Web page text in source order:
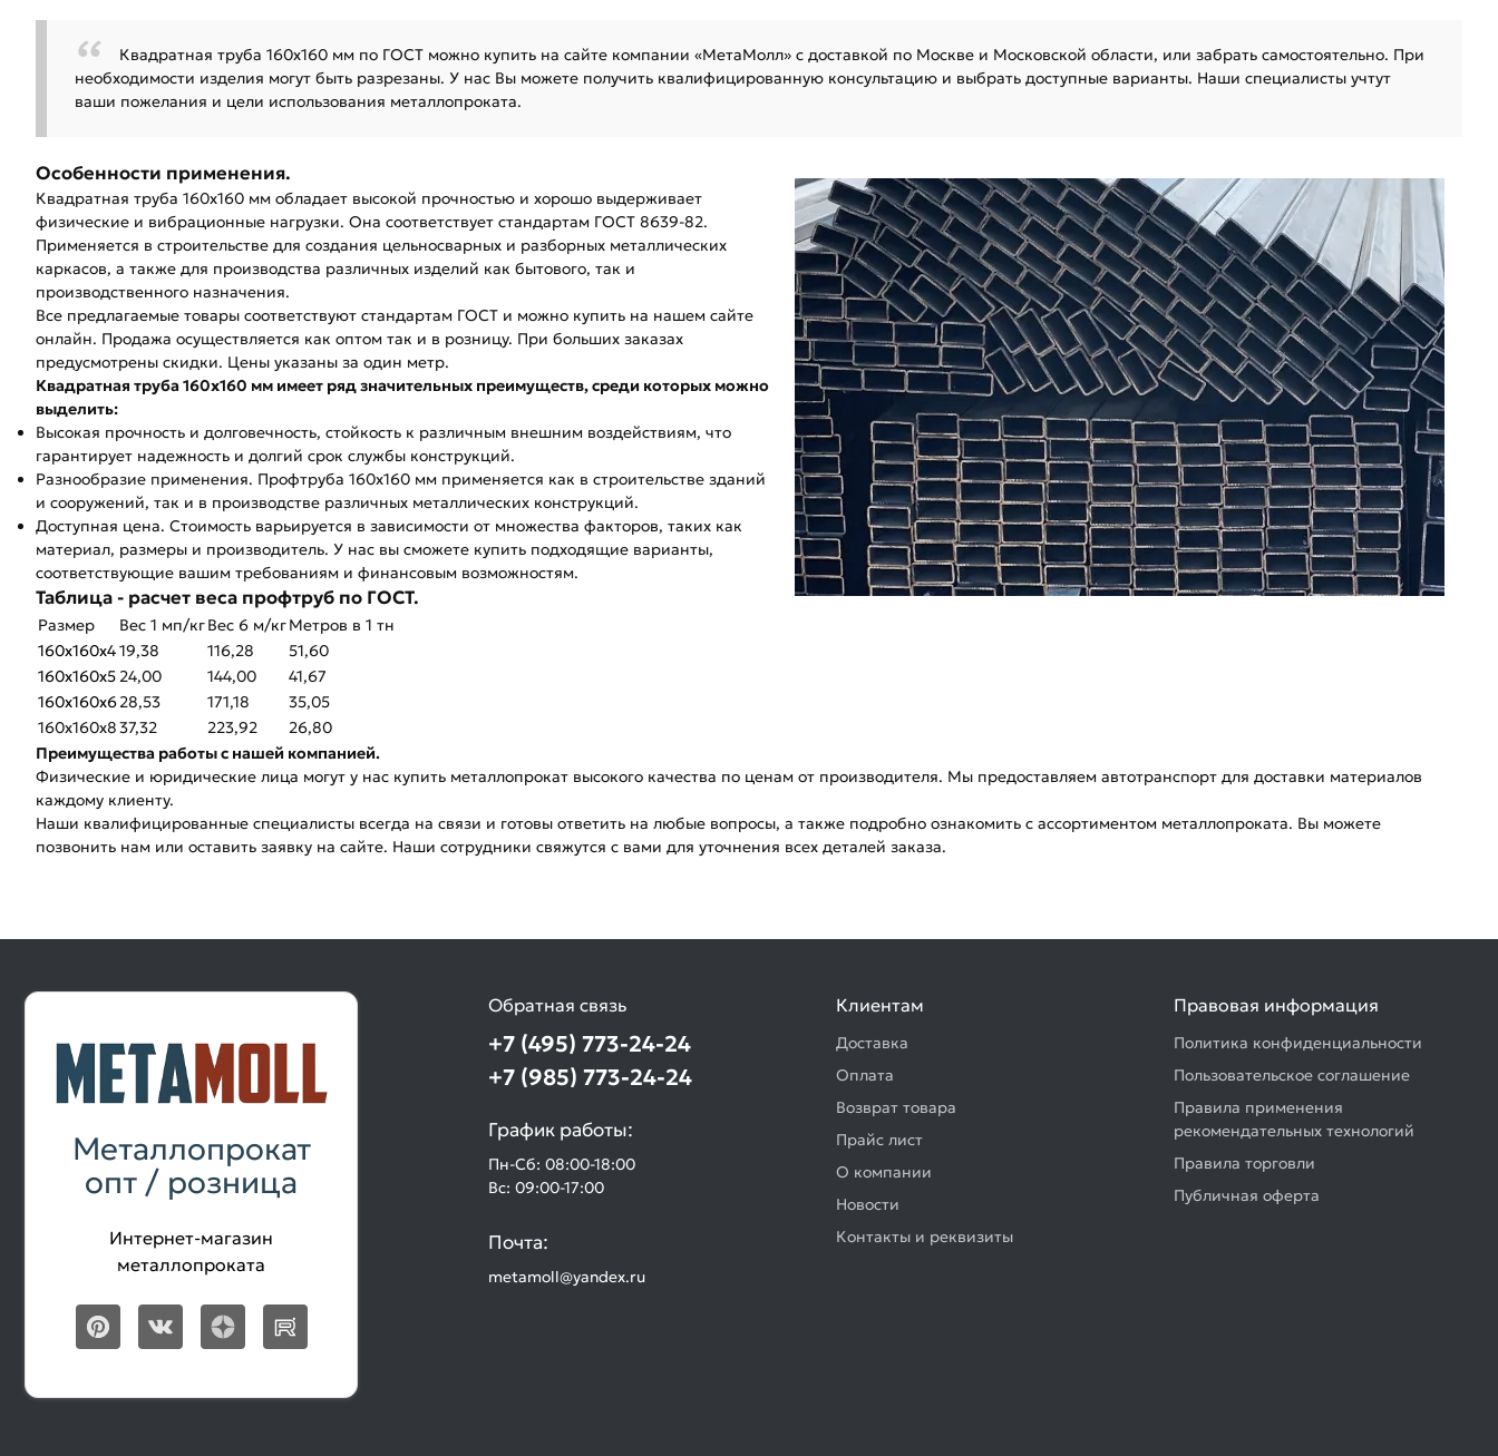
Квадратная труба 160х160 мм по ГОСТ можно купить на сайте компании «МетаМолл» с доставкой по Москве и Московской области, или забрать самостоятельно. При
необходимости изделия могут быть разрезаны. У нас Вы можете получить квалифицированную консультацию и выбрать доступные варианты. Наши специалисты учтут
ваши пожелания и цели использования металлопроката.
Особенности применения.
Квадратная труба 160х160 мм обладает высокой прочностью и хорошо выдерживает
физические и вибрационные нагрузки. Она соответствует стандартам ГОСТ 8639-82.
Применяется в строительстве для создания цельносварных и разборных металлических
каркасов, а также для производства различных изделий как бытового, так и
производственного назначения.
Все предлагаемые товары соответствуют стандартам ГОСТ и можно купить на нашем сайте
онлайн. Продажа осуществляется как оптом так и в розницу. При больших заказах
предусмотрены скидки. Цены указаны за один метр.
Квадратная труба 160х160 мм имеет ряд значительных преимуществ, среди которых можно
выделить:
Высокая прочность и долговечность, стойкость к различным внешним воздействиям, что
гарантирует надежность и долгий срок службы конструкций.
Разнообразие применения. Профтруба 160х160 мм применяется как в строительстве зданий
и сооружений, так и в производстве различных металлических конструкций.
Доступная цена. Стоимость варьируется в зависимости от множества факторов, таких как
материал, размеры и производитель. У нас вы сможете купить подходящие варианты,
соответствующие вашим требованиям и финансовым возможностям.
Таблица - расчет веса профтруб по ГОСТ.
Размер Вес 1 мп/кгВес 6 м/кгМетров в 1 тн
160х160х419,38 116,28
51,60
160х160х524,00 144,00
41,67
160х160х628,53 171,18
35,05
160х160х837,32 223,92
26,80
Преимущества работы с нашей компанией.
Физические и юридические лица могут у нас купить металлопрокат высокого качества по ценам от производителя. Мы предоставляем автотранспорт для доставки материалов
каждому клиенту.
Наши квалифицированные специалисты всегда на связи и готовы ответить на любые вопросы, а также подробно ознакомить с ассортиментом металлопроката. Вы можете
позвонить нам или оставить заявку на сайте. Наши сотрудники свяжутся с вами для уточнения всех деталей заказа.
Металлопрокат
опт / розница
Интернет-магазин
металлопроката
Обратная связь
+7 (495) 773-24-24
+7 (985) 773-24-24
График работы:
Пн-Сб: 08:00-18:00
Вс: 09:00-17:00
Почта:
metamoll@yandex.ru
Клиентам
Доставка
Оплата
Возврат товара
Прайс лист
О компании
Новости
Контакты и реквизиты
Правовая информация
Политика конфиденциальности
Пользовательское соглашение
Правила применения
рекомендательных технологий
Правила торговли
Публичная оферта